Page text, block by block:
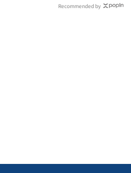
Recommended by